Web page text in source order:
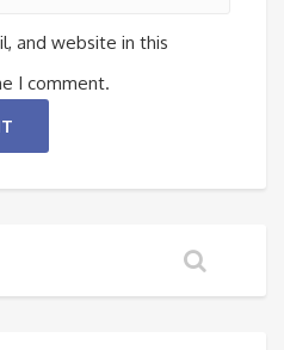
and website in this
I comment.